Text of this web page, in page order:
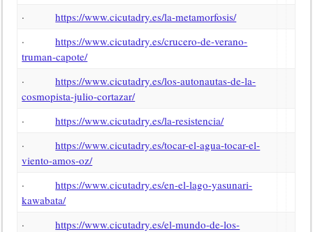
·https://www.cicutadry.es/la-metamorfosis/
·https://www.cicutadry.es/crucero-de-verano-
truman-capote/
·https://www.cicutadry.es/los-autonautas-de-la-
cosmopista-julio-cortazar/
·https://www.cicutadry.es/la-resistencia/
·https://www.cicutadry.es/tocar-el-agua-tocar-el-
viento-amos-oz/
·https://www.cicutadry.es/en-el-lago-yasunari-
kawabata/
·https://www.cicutadry.es/el-mundo-de-los-